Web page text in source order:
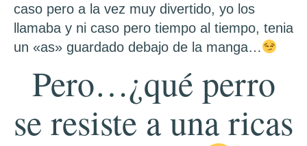
caso pero a la vez muy divertido, yo los
llamaba y ni caso pero tiempo al tiempo, tenia
un «as» guardado debajo de la manga…
Pero…¿qué perro
se resiste a una ricas